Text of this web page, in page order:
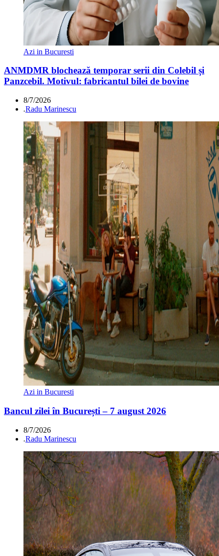
Azi in Bucuresti
ANMDMR blochează temporar serii din Colebil și
Panzcebil. Motivul: fabricantul bilei de bovine
8/7/2026
.Radu Marinescu
Azi in Bucuresti
Bancul zilei în București – 7 august 2026
8/7/2026
.Radu Marinescu